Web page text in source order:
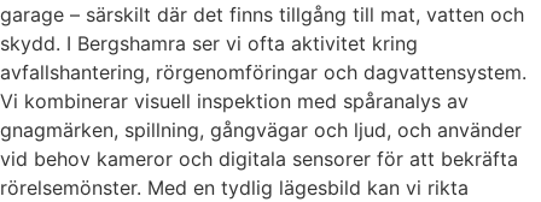
garage – särskilt där det finns tillgång till mat, vatten och
skydd. I Bergshamra ser vi ofta aktivitet kring
avfallshantering, rörgenomföringar och dagvattensystem.
Vi kombinerar visuell inspektion med spåranalys av
gnagmärken, spillning, gångvägar och ljud, och använder
vid behov kameror och digitala sensorer för att bekräfta
rörelsemönster. Med en tydlig lägesbild kan vi rikta